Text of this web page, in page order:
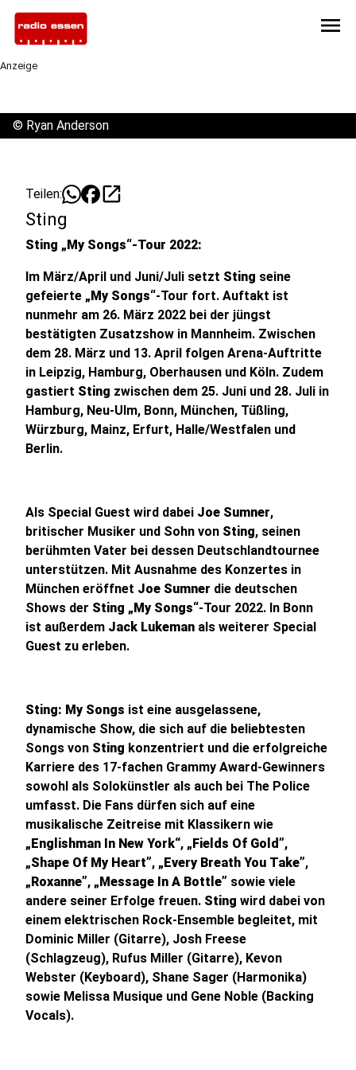
menu
Anzeige
© Ryan Anderson
Teilen: open_in_new
Sting
Sting „My Songs“-Tour 2022:
Im März/April und Juni/Juli setzt Sting seine
gefeierte „My Songs“-Tour fort. Auftakt ist
nunmehr am 26. März 2022 bei der jüngst
bestätigten Zusatzshow in Mannheim. Zwischen
dem 28. März und 13. April folgen Arena-Auftritte
in Leipzig, Hamburg, Oberhausen und Köln. Zudem
gastiert Sting zwischen dem 25. Juni und 28. Juli in
Hamburg, Neu-Ulm, Bonn, München, Tüßling,
Würzburg, Mainz, Erfurt, Halle/Westfalen und
Berlin.
Als Special Guest wird dabei Joe Sumner,
britischer Musiker und Sohn von Sting, seinen
berühmten Vater bei dessen Deutschlandtournee
unterstützen. Mit Ausnahme des Konzertes in
München eröffnet Joe Sumner die deutschen
Shows der Sting „My Songs“-Tour 2022. In Bonn
ist außerdem Jack Lukeman als weiterer Special
Guest zu erleben.
Sting: My Songs ist eine ausgelassene,
dynamische Show, die sich auf die beliebtesten
Songs von Sting konzentriert und die erfolgreiche
Karriere des 17-fachen Grammy Award-Gewinners
sowohl als Solokünstler als auch bei The Police
umfasst. Die Fans dürfen sich auf eine
musikalische Zeitreise mit Klassikern wie
„Englishman In New York“, „Fields Of Gold”,
„Shape Of My Heart”, „Every Breath You Take”,
„Roxanne”, „Message In A Bottle” sowie viele
andere seiner Erfolge freuen. Sting wird dabei von
einem elektrischen Rock-Ensemble begleitet, mit
Dominic Miller (Gitarre), Josh Freese
(Schlagzeug), Rufus Miller (Gitarre), Kevon
Webster (Keyboard), Shane Sager (Harmonika)
sowie Melissa Musique und Gene Noble (Backing
Vocals).